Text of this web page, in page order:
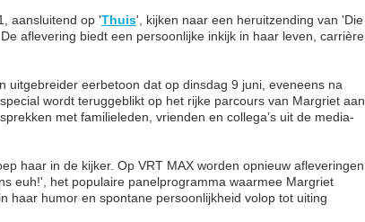
aansluitend op 'Thuis', kijken naar een heruitzending van 'Die
aflevering biedt een persoonlijke inkijk in haar leven, carrière
uitgebreider eerbetoon dat op dinsdag 9 juni, eveneens na
wordt teruggeblikt op het rijke parcours van Margriet aan
met familieleden, vrienden en collega’s uit de media-
haar in de kijker. Op VRT MAX worden opnieuw afleveringen
euh!', het populaire panelprogramma waarmee Margriet
haar humor en spontane persoonlijkheid volop tot uiting